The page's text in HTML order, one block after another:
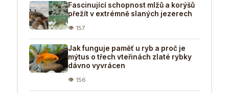
Fascinující schopnost mlžů a korýšů
přežít v extrémně slaných jezerech
👁 157
Jak funguje paměť u ryb a proč je
mýtus o třech vteřinách zlaté rybky
dávno vyvrácen
👁 156